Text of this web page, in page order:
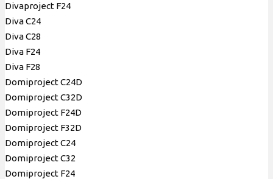
Divaproject F24
Diva C24
Diva C28
Diva F24
Diva F28
Domiproject C24D
Domiproject C32D
Domiproject F24D
Domiproject F32D
Domiproject C24
Domiproject C32
Domiproject F24